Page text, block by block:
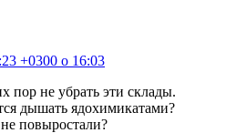
+0300 о 16:03
пор не убрать эти склады.
дышать ядохимикатами?
повыростали?